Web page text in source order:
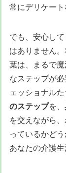
常にデリケート
でも、安心し
はありません
葉は、まるで
なステップが
ェッショナル
のステップを、
を交えながら
っているかど
あなたの介護生